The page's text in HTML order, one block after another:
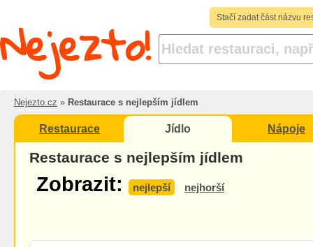
Stačí zadat část názvu
Nejezto!
Nejezto.cz » Restaurace s nejlepším jídlem
Restaurace Jídlo Nápoje
Restaurace s nejlepším jídlem
Zobrazit: nejlepší nejhorší